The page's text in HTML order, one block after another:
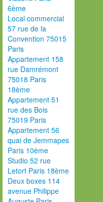
6ème
Local commercial
57 rue de la
Convention 75015
Paris
Appartement 158
rue Damrémont
75018 Paris
18ème
Appartement 51
rue des Bois
75019 Paris
Appartement 56
quai de Jemmapes
Paris 10ème
Studio 52 rue
Letort Paris 18ème
Deux boxes 114
avenue Philippe